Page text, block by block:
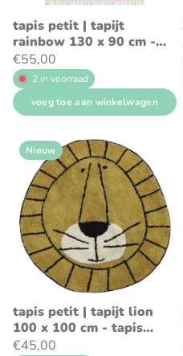
tapis petit | tapijt
rainbow 130 x 90 cm -
tapis petit
€55,00
2 in voorraad
voeg toe aan winkelwagen
Nieuw
tapis petit | tapijt lion
100 x 100 cm - tapis
petit
€45,00